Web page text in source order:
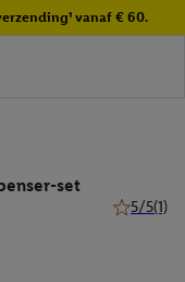
vanaf € 60.
set
5/5(1)